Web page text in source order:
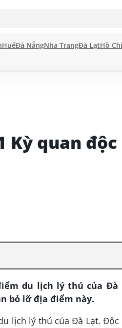
HuếĐà NẵngNha TrangĐà LạtHồ
quan độc
du lịch lý thú của Đà
bỏ lỡ địa điểm này.
lịch lý thú của Đà Lạt.